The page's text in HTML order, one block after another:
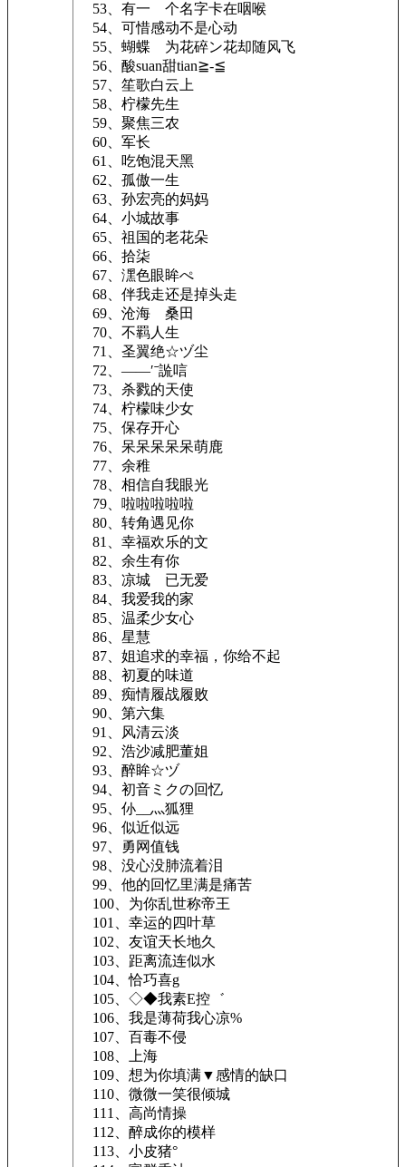
53、有一ゞ个名字卡在咽喉
54、可惜感动不是心动
55、蝴蝶ゞ为花碎ン花却随风飞
56、酸suan甜tian≧-≦
57、笙歌白云上
58、柠檬先生
59、聚焦三农
60、军长
61、吃饱混天黑
62、孤傲一生
63、孙宏亮的妈妈
64、小城故事
65、祖国的老花朵
66、拾柒
67、潶色眼眸ぺ
68、伴我走还是掉头走
69、沧海ゞ桑田
70、不羁人生
71、圣翼绝☆ヅ尘
72、——′ˉ詤唁
73、杀戮的天使
74、柠檬味少女
75、保存开心
76、呆呆呆呆呆萌鹿
77、余稚
78、相信自我眼光
79、啦啦啦啦啦
80、转角遇见你
81、幸福欢乐的文
82、余生有你
83、凉城ゞ已无爱
84、我爱我的家
85、温柔少女心
86、星慧
87、姐追求的幸福，你给不起
88、初夏的味道
89、痴情履战履败
90、第六集
91、风清云淡
92、浩沙减肥董姐
93、醉眸☆ヅ
94、初音ミクの回忆
95、仦__灬狐狸
96、似近似远
97、勇网值钱
98、没心没肺流着泪
99、他的回忆里满是痛苦
100、为你乱世称帝王
101、幸运的四叶草
102、友谊天长地久
103、距离流连似水
104、恰巧喜g
105、◇◆我素E控゛
106、我是薄荷我心凉%
107、百毒不侵
108、上海
109、想为你填满▼感情的缺口
110、微微一笑很倾城
111、高尚情操
112、醉成你的模样
113、小皮猪°